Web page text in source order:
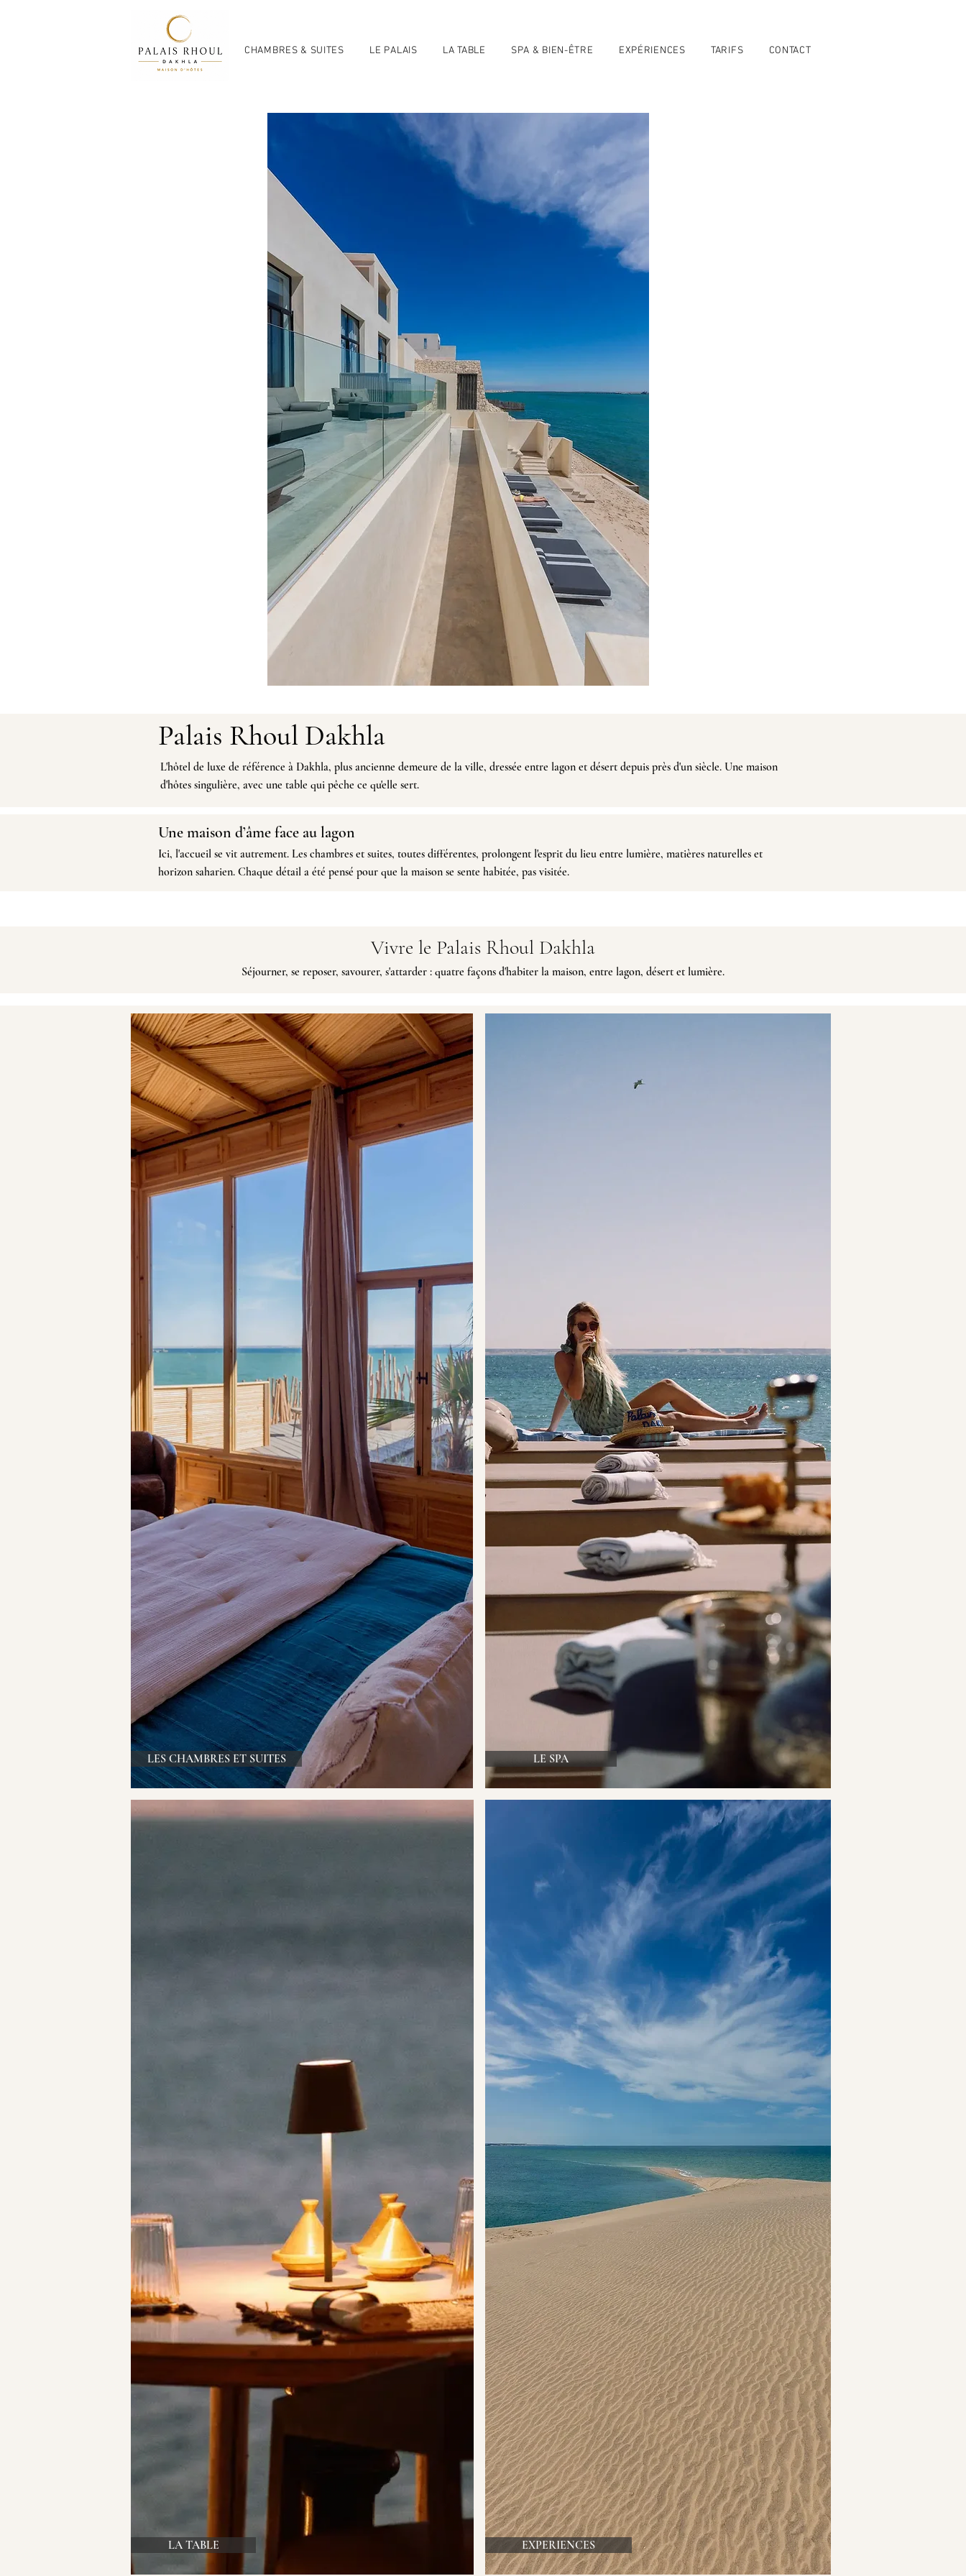
CHAMBRES & SUITES LE PALAIS LA TABLE SPA & BIEN-ÊTRE EXPÉRIENCES TARIFS CONTACT
Palais Rhoul Dakhla
L'hôtel de luxe de référence à Dakhla, plus ancienne demeure de la ville, dressée entre lagon et désert depuis près d'un siècle. Une maison
d'hôtes singulière, avec une table qui pêche ce qu'elle sert.
​Une maison d’âme face au lagon
Ici, l'accueil se vit autrement. Les chambres et suites, toutes différentes, prolongent l'esprit du lieu entre lumière, matières naturelles et
horizon saharien. Chaque détail a été pensé pour que la maison se sente habitée, pas visitée.
Vivre le Palais Rhoul Dakhla​​
Séjourner, se reposer, savourer, s'attarder : quatre façons d'habiter la maison, entre lagon, désert et lumière.
LES CHAMBRES ET SUITES LE SPA
LA TABLE EXPERIENCES